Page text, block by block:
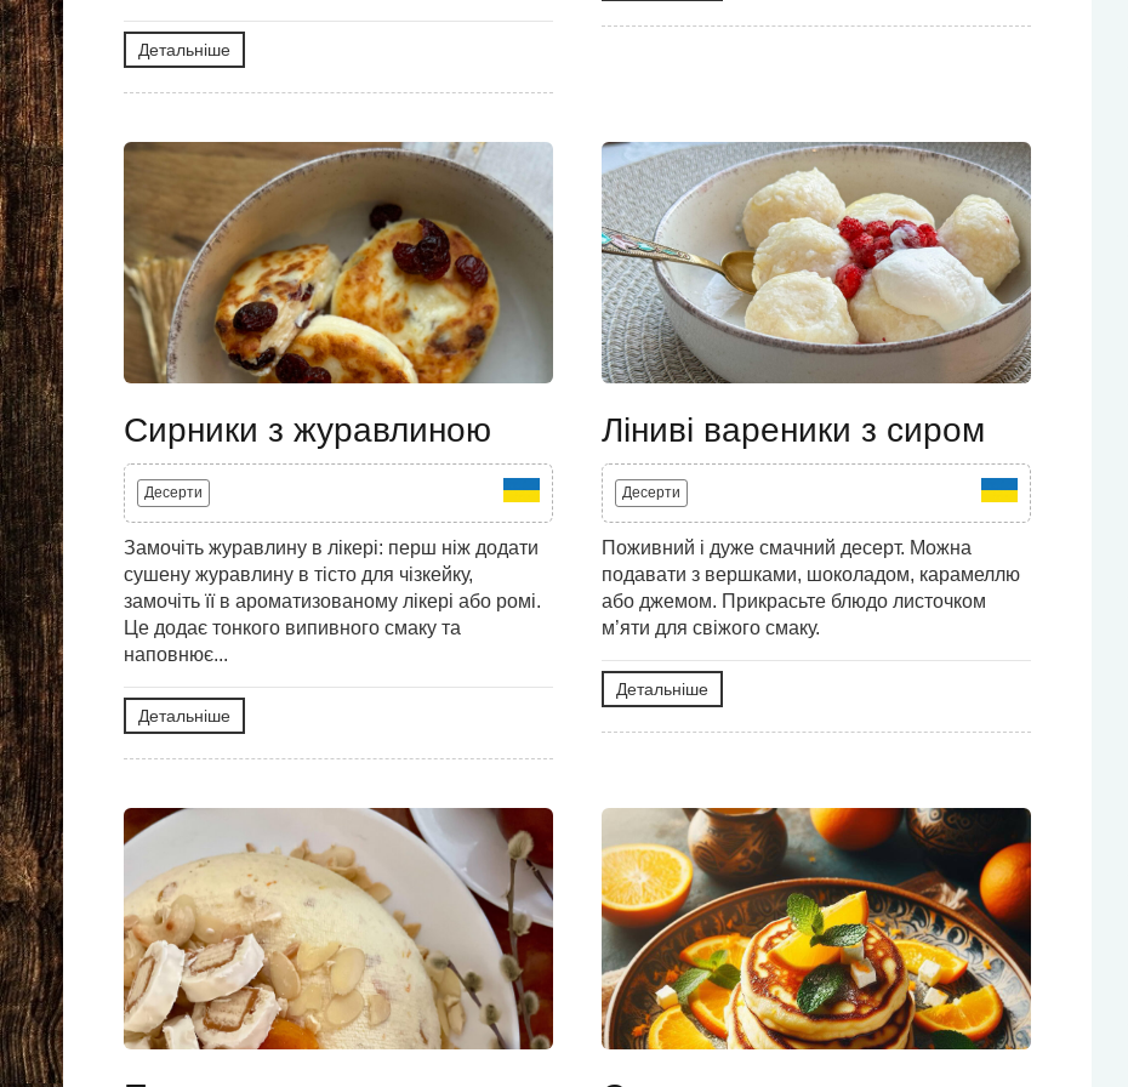
Детальніше
Сирники з журавлиною
Десерти
Замочіть журавлину в лікері: перш ніж додати
сушену журавлину в тісто для чізкейку,
замочіть її в ароматизованому лікері або ромі.
Це додає тонкого випивного смаку та
наповнює...
Детальніше
Ліниві вареники з сиром
Десерти
Поживний і дуже смачний десерт. Можна
подавати з вершками, шоколадом, карамеллю
або джемом. Прикрасьте блюдо листочком
м’яти для свіжого смаку.
Детальніше